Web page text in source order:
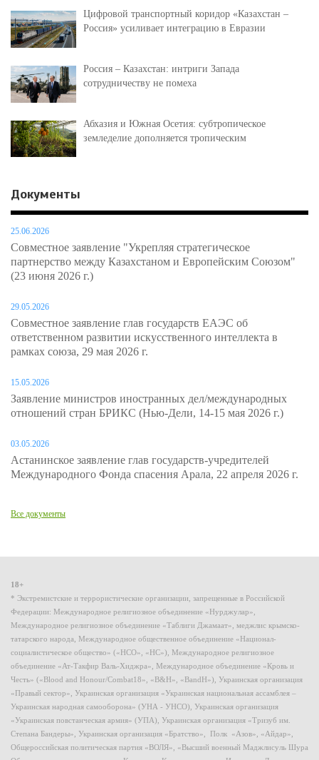
Цифровой транспортный коридор «Казахстан –
Россия» усиливает интеграцию в Евразии
Россия – Казахстан: интриги Запада
сотрудничеству не помеха
Абхазия и Южная Осетия: субтропическое
земледелие дополняется тропическим
Документы
25.06.2026
Совместное заявление "Укрепляя стратегическое
партнерство между Казахстаном и Европейским Союзом"
(23 июня 2026 г.)
29.05.2026
Совместное заявление глав государств ЕАЭС об
ответственном развитии искусственного интеллекта в
рамках союза, 29 мая 2026 г.
15.05.2026
Заявление министров иностранных дел/международных
отношений стран БРИКС (Нью-Дели, 14-15 мая 2026 г.)
03.05.2026
Астанинское заявление глав государств-учредителей
Международного Фонда спасения Арала, 22 апреля 2026 г.
Все документы
18+
* Экстремистские и террористические организации, запрещенные в Российской
Федерации: Международное религиозное объединение «Нурджулар»,
Международное религиозное объединение «Таблиги Джамаат», меджлис крымско-
татарского народа, Международное общественное объединение «Национал-
социалистическое общество» («НСО», «НС»), Международное религиозное
объединение «Ат-Такфир Валь-Хиджра», Международное объединение «Кровь и
Честь» («Blood and Honour/Combat18», «B&H», «BandH»), Украинская организация
«Правый сектор», Украинская организация «Украинская национальная ассамблея –
Украинская народная самооборона» (УНА - УНСО), Украинская организация
«Украинская повстанческая армия» (УПА), Украинская организация «Тризуб им.
Степана Бандеры», Украинская организация «Братство», Полк «Азов», «Айдар»,
Общероссийская политическая партия «ВОЛЯ», «Высший военный Маджлисуль Шура